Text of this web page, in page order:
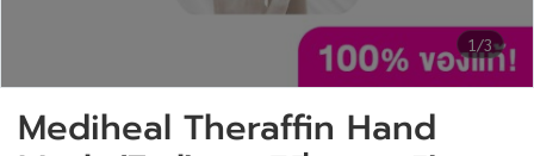
1/3
Mediheal Theraffin Hand